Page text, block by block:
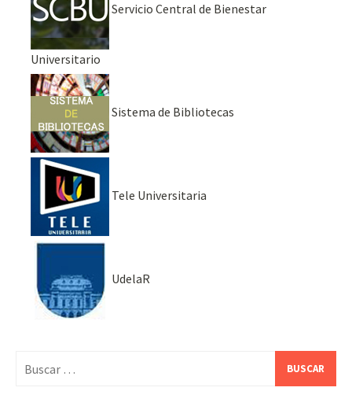
Servicio Central de Bienestar
Universitario
Sistema de Bibliotecas
Tele Universitaria
UdelaR